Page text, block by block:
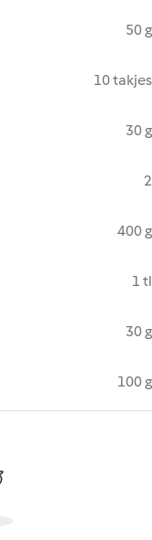
50 g
10 takjes
30 g
2
400 g
1 tl
30 g
100 g